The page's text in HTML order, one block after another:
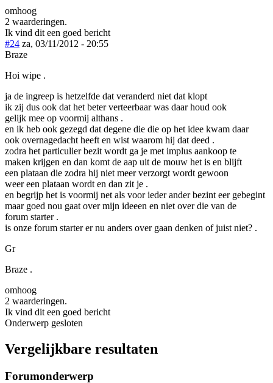
omhoog
2 waarderingen.
Ik vind dit een goed bericht
#24 za, 03/11/2012 - 20:55
Braze
Hoi wipe .
ja de ingreep is hetzelfde dat veranderd niet dat klopt
ik zij dus ook dat het beter verteerbaar was daar houd ook
gelijk mee op voormij althans .
en ik heb ook gezegd dat degene die die op het idee kwam daar
ook overnagedacht heeft en wist waarom hij dat deed .
zodra het particulier bezit wordt ga je met implus aankoop te
maken krijgen en dan komt de aap uit de mouw het is en blijft
een plataan die zodra hij niet meer verzorgt wordt gewoon
weer een plataan wordt en dan zit je .
en begrijp het is voormij net als voor ieder ander bezint eer gebegint
maar goed nou gaat over mijn ideeen en niet over die van de
forum starter .
is onze forum starter er nu anders over gaan denken of juist niet? .
Gr
Braze .
omhoog
2 waarderingen.
Ik vind dit een goed bericht
Onderwerp gesloten
Vergelijkbare resultaten
Forumonderwerp